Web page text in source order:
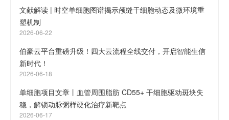
文献解读 | 时空单细胞图谱揭示颅缝干细胞动态及微环境重
塑机制
2026-06-22
伯豪云平台重磅升级！四大云流程全线交付，开启智能生信
新时代！
2026-06-18
单细胞项目文章丨血管周围脂肪 CD55+ 干细胞驱动斑块失
稳，解锁动脉粥样硬化治疗新靶点
2026-06-17